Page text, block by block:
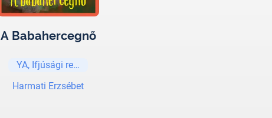
A Babahercegnő
YA, Ifjúsági regények és elbeszélések
Harmati Erzsébet